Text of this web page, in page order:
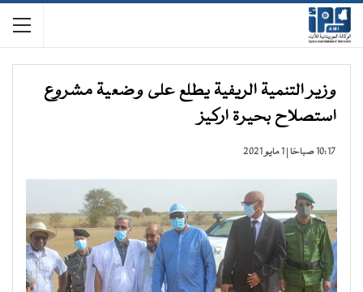
وزير التنمية الريفية يطلع على وضعية مشروع
استصلاح بحيرة اركيز
10:17 صباحًا | 1 مايو 2021